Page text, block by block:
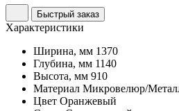
Быстрый заказ
Характеристики
Ширина, мм 1370
Глубина, мм 1140
Высота, мм 910
Материал Микровелюр/
Цвет Оранжевый